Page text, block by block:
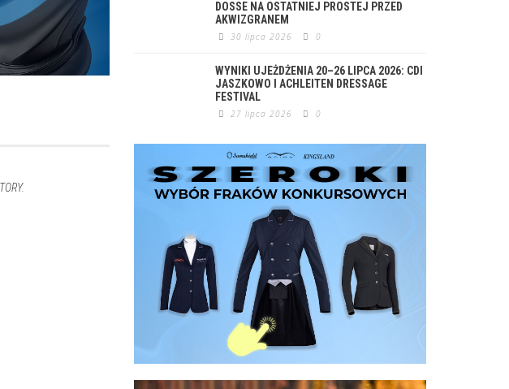
DOSSE NA OSTATNIEJ PROSTEJ PRZED
AKWIZGRANEM
30 lipca 2026 0
WYNIKI UJEŻDŻENIA 20–26 LIPCA 2026: CDI
JASZKOWO I ACHLEITEN DRESSAGE
FESTIVAL
27 lipca 2026 0